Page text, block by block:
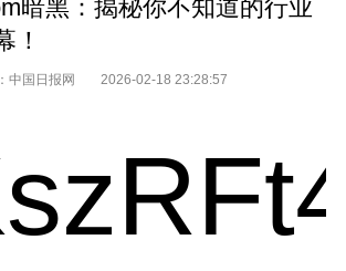
暗黑：揭秘你不知道的行业
！
中国日报网 2026-02-18 23:28:57